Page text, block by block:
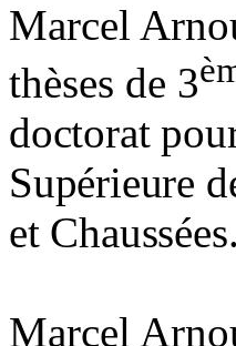
Marcel
thèses de 3
doctorat
Supérieure
et Chaussées.
Marcel